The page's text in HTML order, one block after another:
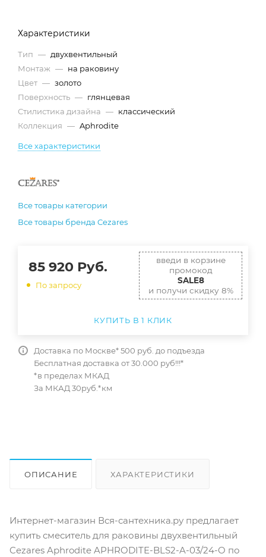
Характеристики
Тип — двухвентильный
Монтаж — на раковину
Цвет — золото
Поверхность — глянцевая
Стилистика дизайна — классический
Коллекция — Aphrodite
Все характеристики
Все товары категории
Все товары бренда Cezares
85 920 Руб.
По запросу
введи в корзине
промокод
SALE8
и получи скидку 8%
КУПИТЬ В 1 КЛИК
Доставка по Москве* 500 руб. до подъезда
Бесплатная доставка от 30.000 руб!!!*
*в пределах МКАД
За МКАД 30руб.*км
ОПИСАНИЕ ХАРАКТЕРИСТИКИ
Интернет-магазин Вся-сантехника.ру предлагает
купить смеситель для раковины двухвентильный
Cezares Aphrodite APHRODITE-BLS2-A-03/24-O по